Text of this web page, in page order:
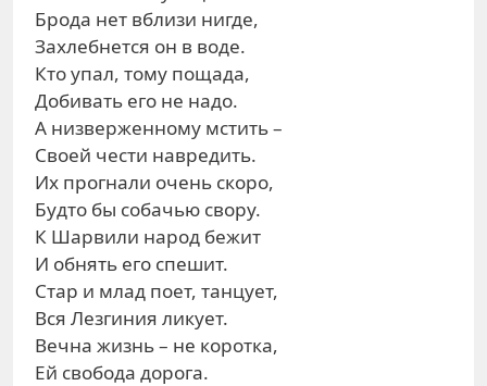
Брода нет вблизи нигде,
Захлебнется он в воде.
Кто упал, тому пощада,
Добивать его не надо.
А низверженному мстить –
Своей чести навредить.
Их прогнали очень скоро,
Будто бы собачью свору.
К Шарвили народ бежит
И обнять его спешит.
Стар и млад поет, танцует,
Вся Лезгиния ликует.
Вечна жизнь – не коротка,
Ей свобода дорога.